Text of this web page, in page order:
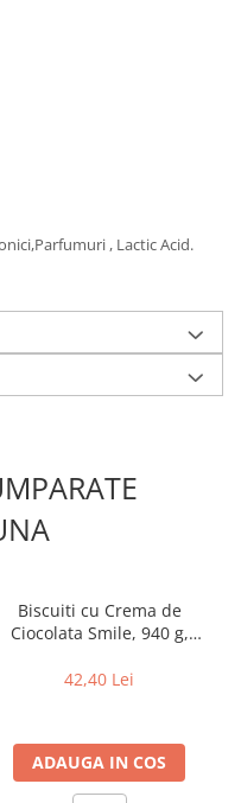
, Lactic Acid.
Biscuiti cu Crema de
Ciocolata Smile, 940 g,
42,40 Lei
ADAUGA IN COS